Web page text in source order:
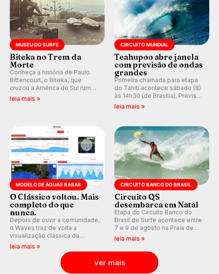
MUSEU DO SURFE
Biteka no Trem da
Morte
Conheça a história de Paulo
Bittencourt, o Biteka, que
cruzou a América do Sul rumo
ao Pacífico em uma jornada
leia mais »
CIRCUITO MUNDIAL
Teahupoo abre janela
com previsão de ondas
grandes
Primeira chamada para etapa
do Tahiti acontece sábado (8)
às 14h30 (de Brasília). Previsão
indica swell consistente.
Kelly Slater convidado.
leia mais »
MODELO DE ÁGUAS RASAS
O Clássico voltou. Mais
completo do que
nunca.
Depois de ouvir a comunidade,
o Waves traz de volta a
visualização clássica da
previsão de águas rasas,
agora integrada à nova
plataforma e com previsão das
ondas para até 16 dias.
leia mais »
CIRCUITO BANCO DO BRASIL
Circuito QS
desembarca em Natal
Etapa do Circuito Banco do
Brasil de Surfe acontece entre
7 e 9 de agosto na Praia de
Miami (RN), em disputas
(QS) 4.000 e pela corrida por
vagas no Challenger Series.
leia mais »
ver mais